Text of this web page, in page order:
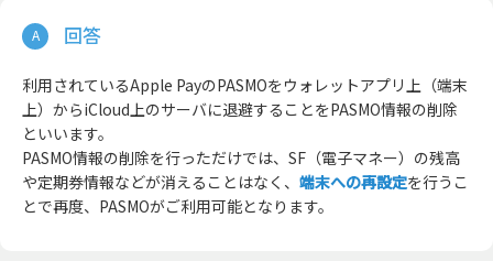
利用されているApple PayのPASMOをウォレットアプリ上（端末
上）からiCloud上のサーバに退避することをPASMO情報の削除
といいます。
PASMO情報の削除を行っただけでは、SF（電子マネー）の残高
や定期券情報などが消えることはなく、 端末への再設定を行うこ
とで再度、PASMOがご利用可能となります。